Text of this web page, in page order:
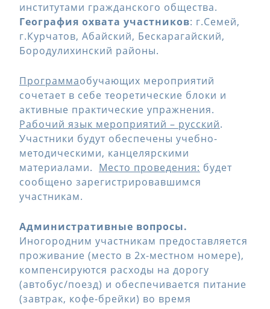
институтами гражданского общества.
География охвата участников: г.Семей,
г.Курчатов, Абайский, Бескарагайский,
Бородулихинский районы.
Программаобучающих мероприятий
сочетает в себе теоретические блоки и
активные практические упражнения.
Рабочий язык мероприятий – русский.
Участники будут обеспечены учебно-
методическими, канцелярскими
материалами. Место проведения: будет
сообщено зарегистрировавшимся
участникам.
Административные вопросы.
Иногородним участникам предоставляется
проживание (место в 2х-местном номере),
компенсируются расходы на дорогу
(автобус/поезд) и обеспечивается питание
(завтрак, кофе-брейки) во время